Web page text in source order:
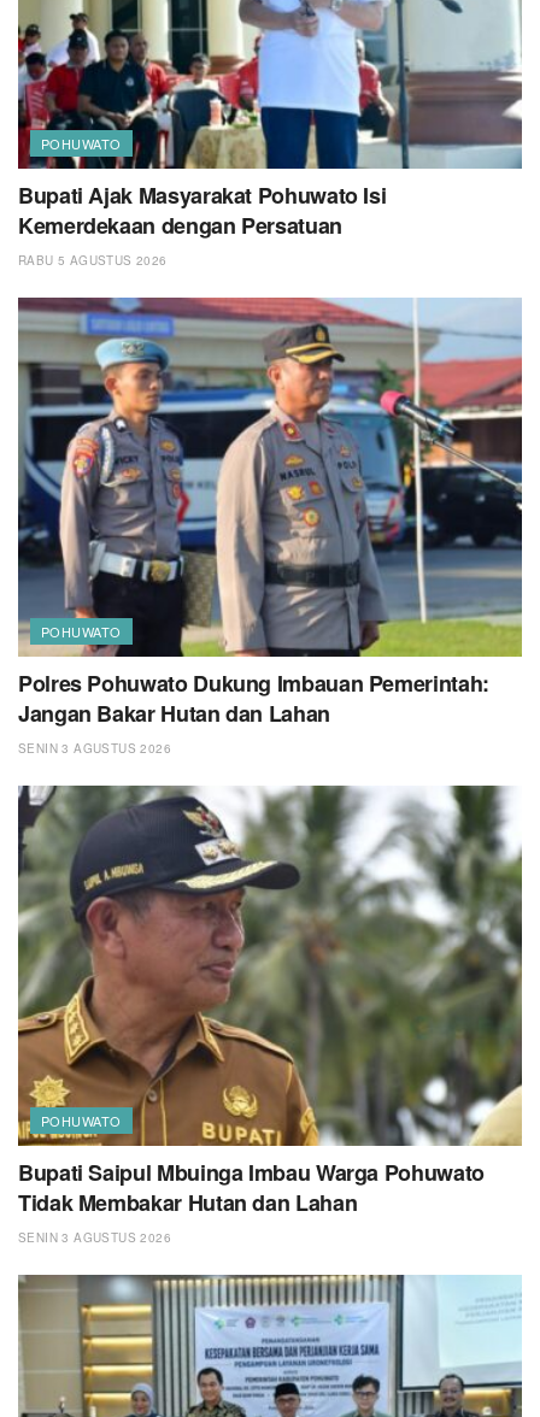
POHUWATO
Bupati Ajak Masyarakat Pohuwato Isi
Kemerdekaan dengan Persatuan
RABU 5 AGUSTUS 2026
POHUWATO
Polres Pohuwato Dukung Imbauan Pemerintah:
Jangan Bakar Hutan dan Lahan
SENIN 3 AGUSTUS 2026
POHUWATO
Bupati Saipul Mbuinga Imbau Warga Pohuwato
Tidak Membakar Hutan dan Lahan
SENIN 3 AGUSTUS 2026